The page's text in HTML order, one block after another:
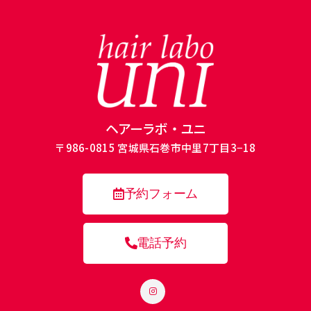
ヘアーラボ・ユニ
〒986-0815 宮城県石巻市中里7丁目3−18
予約フォーム
電話予約